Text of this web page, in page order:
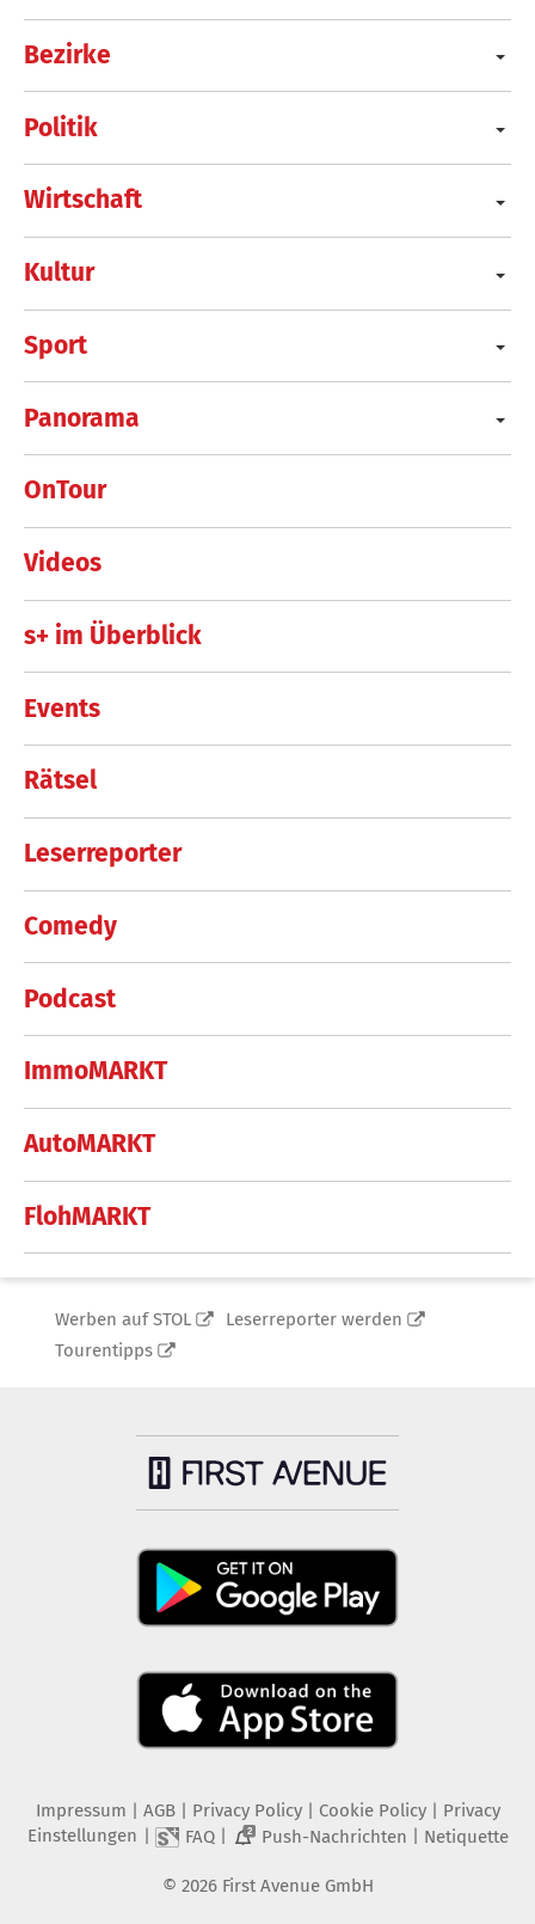
Bezirke
Politik
Wirtschaft
Kultur
Sport
Panorama
OnTour
Videos
s+ im Überblick
Events
Rätsel
Leserreporter
Comedy
Podcast
ImmoMARKT
AutoMARKT
FlohMARKT
Werben auf STOL
Leserreporter werden
Tourentipps
Impressum AGB Privacy Policy| Cookie Policy| Privacy
Einstellungen
FAQ| 2 Push-Nachrichten Netiquette
© 2026 First Avenue GmbH